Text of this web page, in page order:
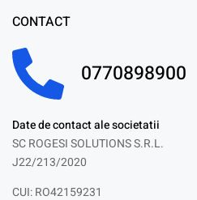
CONTACT
0770898900
Date de contact ale societatii
SC ROGESI SOLUTIONS S.R.L.
J22/213/2020
CUI: RO42159231